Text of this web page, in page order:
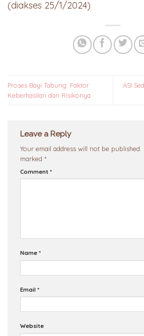
(diakses 25/1/2024)
Proses Bayi Tabung: Faktor
Keberhasilan dan Risikonya
ASI
Leave a Reply
Your email address will not be published.
marked *
Comment *
Name *
Email *
Website